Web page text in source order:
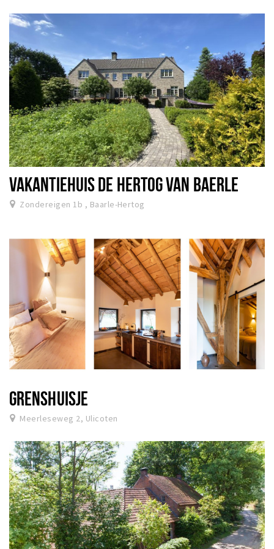
VAKANTIEHUIS DE HERTOG VAN BAERLE
Zondereigen 1b , Baarle-Hertog
GRENSHUISJE
Meerleseweg 2, Ulicoten